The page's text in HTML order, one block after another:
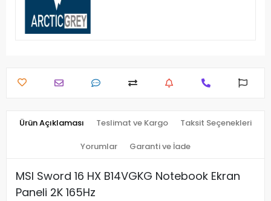
Ürün Açıklaması Teslimat ve Kargo Taksit Seçenekleri
Yorumlar Garanti ve İade
MSI Sword 16 HX B14VGKG Notebook Ekran
Paneli 2K 165Hz